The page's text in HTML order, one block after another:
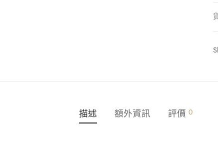
描述 額外資訊 評價 0